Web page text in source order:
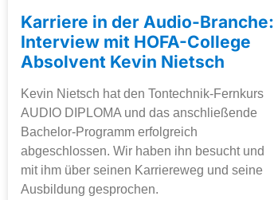
Karriere in der Audio-Branche:
Interview mit HOFA-College
Absolvent Kevin Nietsch
Kevin Nietsch hat den Tontechnik-Fernkurs
AUDIO DIPLOMA und das anschließende
Bachelor-Programm erfolgreich
abgeschlossen. Wir haben ihn besucht und
mit ihm über seinen Karriereweg und seine
Ausbildung gesprochen.